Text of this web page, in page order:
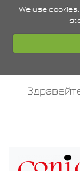
We use